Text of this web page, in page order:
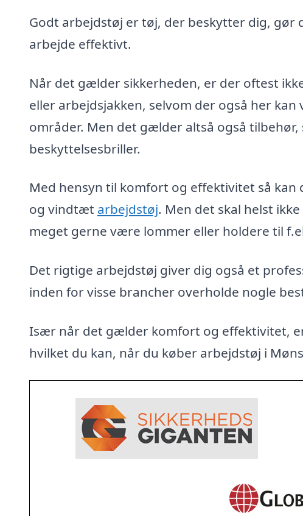
Godt arbejdstøj er tøj, der beskytter dig,
arbejde effektivt.
Når det gælder sikkerheden, er der oftest
eller arbejdsjakken, selvom der også her
områder. Men det gælder altså også
beskyttelsesbriller.
Med hensyn til komfort og effektivitet så
og vindtæt arbejdstøj. Men det skal helst
meget gerne være lommer eller holdere til
Det rigtige arbejdstøj giver dig også et
inden for visse brancher overholde nogle
Især når det gælder komfort og effektivitet,
hvilket du kan, når du køber arbejdstøj i